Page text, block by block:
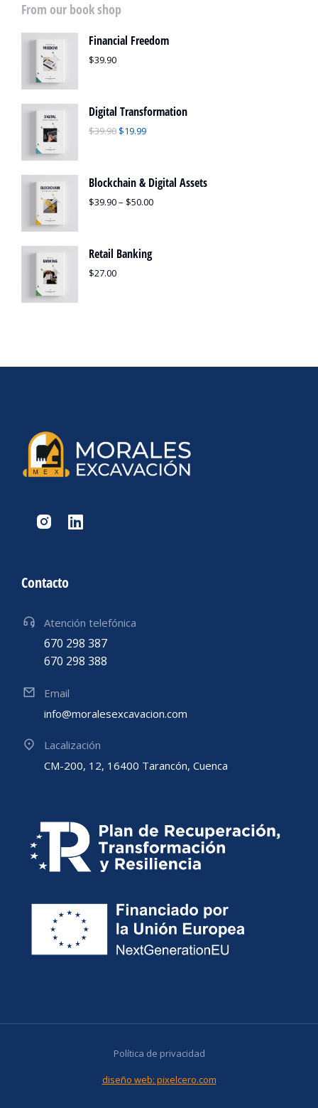
From our book shop
Financial Freedom
$39.90
Digital Transformation
$39.90 $19.99
Blockchain & Digital Assets
$39.90– $50.00
Retail Banking
$27.00
Contacto
Atención telefónica
670 298 387
670 298 388
Email
info@moralesexcavacion.com
Lacalización
CM-200, 12, 16400 Tarancón, Cuenca
diseño web: pixelcero.com
Política de privacidad